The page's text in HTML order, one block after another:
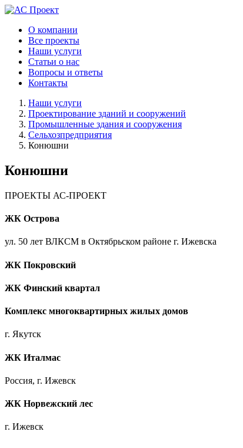
О компании
Все проекты
Наши услуги
Статьи о нас
Вопросы и ответы
Контакты
Наши услуги
Проектирование зданий и сооружений
Промышленные здания и сооружения
Сельхозпредприятия
Конюшни
Конюшни
ПРОЕКТЫ АС-ПРОЕКТ
ЖК Острова
ул. 50 лет ВЛКСМ в Октябрьском районе г. Ижевска
ЖК Покровский
ЖК Финский квартал
Комплекс многоквартирных жилых домов
г. Якутск
ЖК Италмас
Россия, г. Ижевск
ЖК Норвежский лес
г. Ижевск